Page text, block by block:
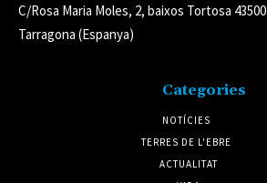
C/Rosa Maria Moles, 2, baixos Tortosa 43500
Tarragona (Espanya)
Categories
NOTÍCIES
TERRES DE L'EBRE
ACTUALITAT